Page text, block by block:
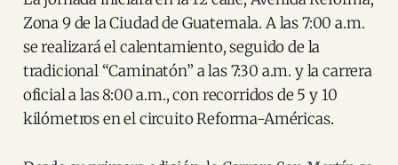
Zona 9 de la Ciudad de Guatemala. A las 7:00 a.m.
se realizará el calentamiento, seguido de la
tradicional “Caminatón” a las 7:30 a.m. y la carrera
oficial a las 8:00 a.m., con recorridos de 5 y 10
kilómetros en el circuito Reforma-Américas.